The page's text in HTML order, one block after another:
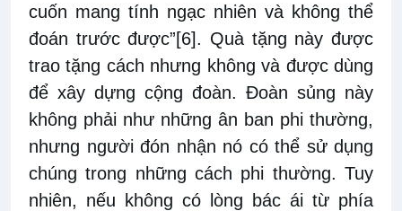
cuốn mang tính ngạc nhiên và không thể
đoán trước được”[6]. Quà tặng này được
trao tặng cách nhưng không và được dùng
để xây dựng cộng đoàn. Đoàn sủng này
không phải như những ân ban phi thường,
nhưng người đón nhận nó có thể sử dụng
chúng trong những cách phi thường. Tuy
nhiên, nếu không có lòng bác ái từ phía